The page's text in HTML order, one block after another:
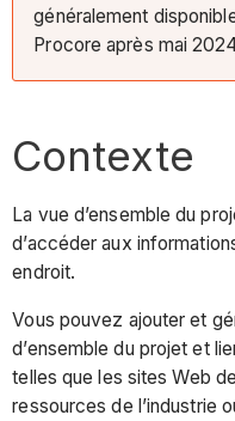
généralement
Procore après mai
Contexte
La vue d’ensemble du
d’accéder aux
endroit.
Vous pouvez ajouter et
d’ensemble du projet et
telles que les sites Web
ressources de l’industrie